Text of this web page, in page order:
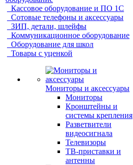
Кассовое оборудование и ПО 1С
Сотовые телефоны и аксессуары
ЗИП, детали, шлейфы
Коммуникационное оборудование
Оборудование для школ
Товары с уценкой
Мониторы и аксессуары
Мониторы
Кронштейны и
системы крепления
Разветвители
видеосигнала
Телевизоры
ТВ-приставки и
антенны